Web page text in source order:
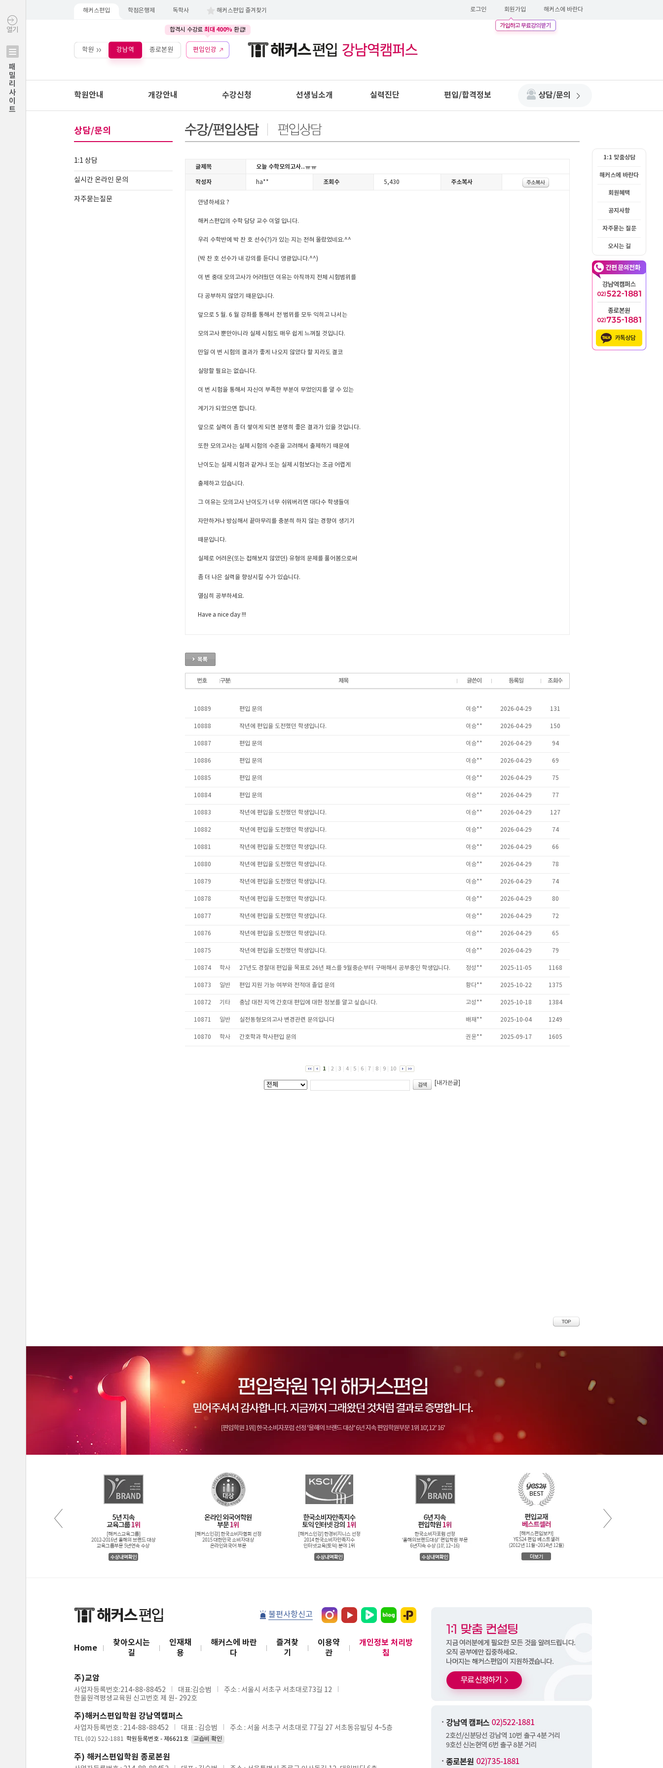
열기
패밀리사이트
해커스편입 학점은행제 독학사 해커스편입 즐겨찾기 로그인 회원가입 해커스에 바란다
합격시 수강료 최대 400% 환급!
학원 강남역 종로본원 편입인강
학원안내 개강안내 수강신청 선생님소개 실력진단 편입/합격정보 상담/문의
상담/문의
1:1 상담
실시간 온라인 문의
자주묻는질문
1:1 맞춤상담
해커스에 바란다
회원혜택
공지사항
자주묻는 질문
오시는 길
불편사항신고
Home
찾아오시는
길
인재채
용
해커스에 바란
다
즐겨찾
기
이용약
관
개인정보 처리방
침
주)교암
사업자등록번호:214-88-88452 대표:김승범
주소 : 서울시 서초구 서초대로73길 12
한울원격평생교육원 신고번호 제 원- 292호
주)해커스편입학원 강남역캠퍼스
사업자등록번호 : 214-88-88452 대표 : 김승범 주소 : 서울 서초구 서초대로 77길 27 서초동유빌딩 4~5층
TEL (02) 522-1881 학원등록번호 - 제6621호 교습비 확인
주) 해커스편입학원 종로본원